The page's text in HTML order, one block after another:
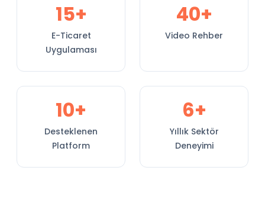
15+
E-Ticaret
Uygulaması
40+
Video Rehber
10+
Desteklenen
Platform
6+
Yıllık Sektör
Deneyimi